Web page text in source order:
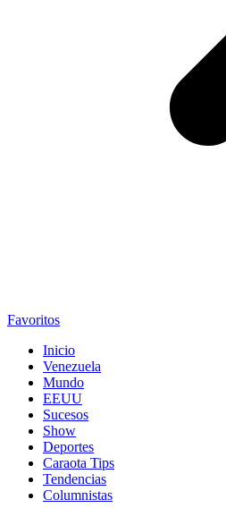
Favoritos
Inicio
Venezuela
Mundo
EEUU
Sucesos
Show
Deportes
Caraota Tips
Tendencias
Columnistas